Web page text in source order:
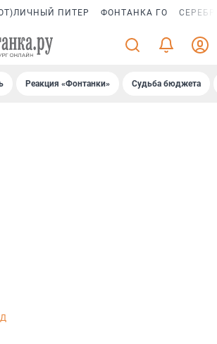
ПИТЕР ФОНТАНКА ГО
Реакция «Фонтанки» Судьба бюджета